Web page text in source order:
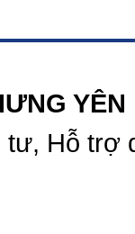
YÊN
Hỗ trợ